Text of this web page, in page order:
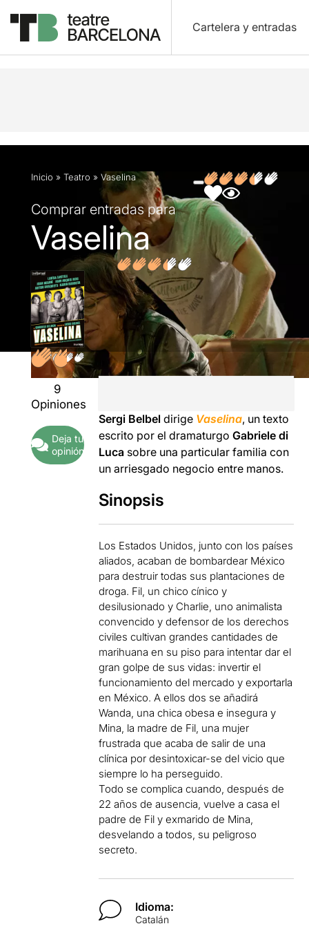
Cartelera y entradas
Descripción Ficha artística Fotos y vídeos
Inicio » Teatro » Vaselina
Comprar entradas para
Vaselina
9
Opiniones
Deja tu
opinión
Sergi Belbel dirige Vaselina, un texto
escrito por el dramaturgoGabriele di
Luca sobre una particular familia con
un arriesgado negocio entre manos.
Sinopsis
Los Estados Unidos, junto con los países
aliados, acaban de bombardear México
para destruir todas sus plantaciones de
droga. Fil, un chico cínico y
desilusionado y Charlie, uno animalista
convencido y defensor de los derechos
civiles cultivan grandes cantidades de
marihuana en su piso para intentar dar el
gran golpe de sus vidas: invertir el
funcionamiento del mercado y exportarla
en México. A ellos dos se añadirá
Wanda, una chica obesa e insegura y
Mina, la madre de Fil, una mujer
frustrada que acaba de salir de una
clínica por desintoxicar-se del vicio que
siempre lo ha perseguido.
Todo se complica cuando, después de
22 años de ausencia, vuelve a casa el
padre de Fil y exmarido de Mina,
desvelando a todos, su peligroso
secreto.
Idioma:
Catalán